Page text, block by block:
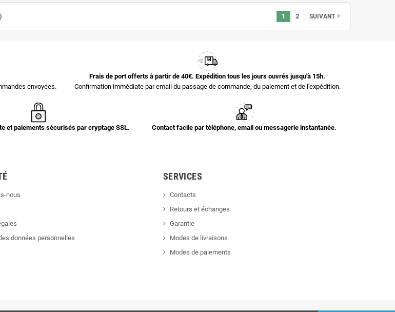
1 2 SUIVANTnavigate_next
envoyées.
Frais de port offerts à partir de 40€. Expédition tous les jours ouvrés jusqu'à 15h.
Confirmation immédiate par email du passage de commande, du paiement et de l'expédition.
et paiements sécurisés par cryptage SSL. Contact facile par téléphone, email ou messagerie instantanée.
nous
données personnelles
SERVICES
Contacts
Retours et échanges
Garantie
Modes de livraisons
Modes de paiements